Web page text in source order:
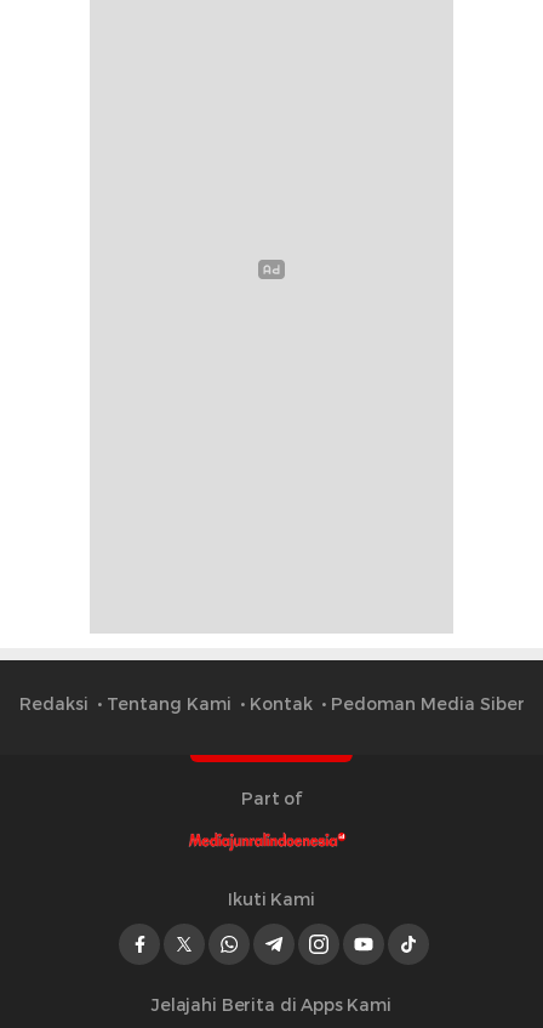
Redaksi Tentang Kami Kontak Pedoman Media Siber
Part of
Ikuti Kami
Jelajahi Berita di Apps Kami